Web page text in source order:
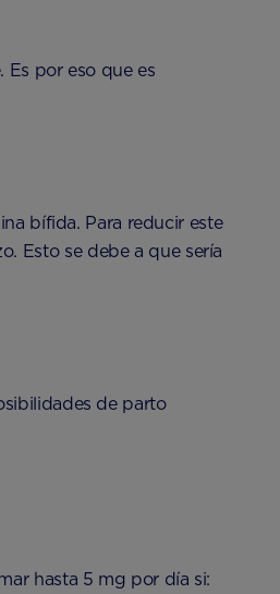
Es por eso que es
bífida. Para reducir este
Esto se debe a que sería
de parto
hasta 5 mg por día si: